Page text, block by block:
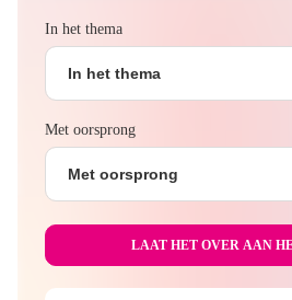
In het thema
In het thema
Met oorsprong
Met oorsprong